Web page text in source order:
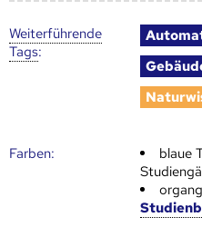
Weiter­führende
Tags:
Farben:
blaue